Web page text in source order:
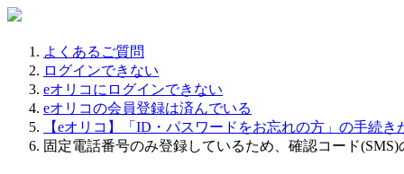
よくあるご質問
ログインできない
eオリコにログインできない
eオリコの会員登録は済んでいる
【eオリコ】「ID・パスワードをお忘れの方」の手続き
固定電話番号のみ登録しているため、確認コード